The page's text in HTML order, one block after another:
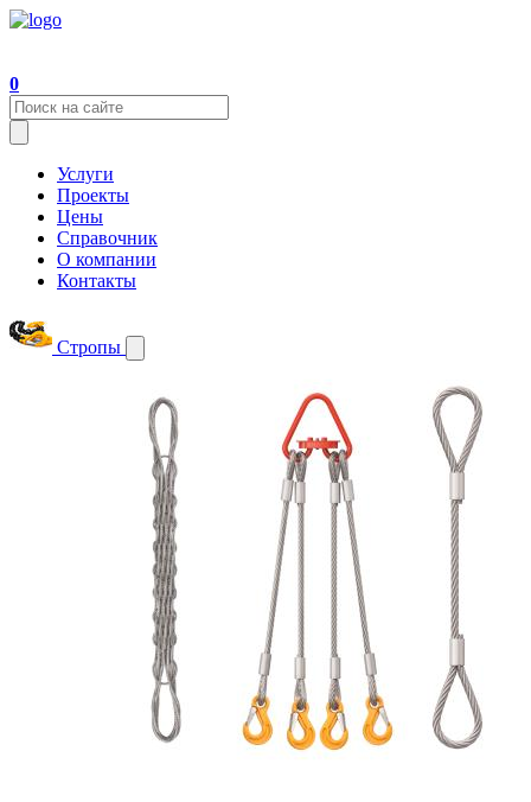
0
Услуги
Проекты
Цены
Справочник
О компании
Контакты
Стропы